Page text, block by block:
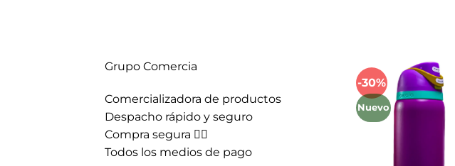
Grupo Comercia
Comercializadora de productos
Despacho rápido y seguro
Compra segura 👇🏼
Todos los medios de pago
-30%
Nuevo
Añadir
a la
de